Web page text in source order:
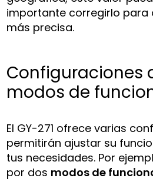
importante corregirlo para
más precisa.
Configuraciones
modos de
El GY-271 ofrece varias
permitirán ajustar su
tus necesidades. Por
por dos modos de